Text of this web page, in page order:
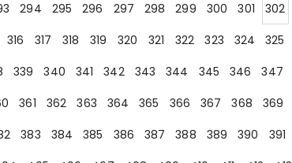
294 295 296 297 298 299 300 301 302
316 317 318 319 320 321 322 323 324 325
339 340 341 342 343 344 345 346 347
361 362 363 364 365 366 367 368 369
383 384 385 386 387 388 389 390 391